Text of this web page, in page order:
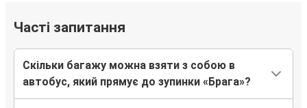
Часті запитання
Скільки багажу можна взяти з собою в
автобус, який прямує до зупинки «Брага»?